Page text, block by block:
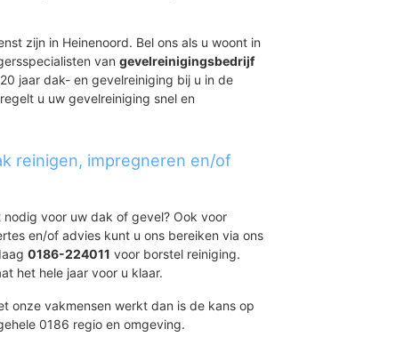
zijn in Heinenoord. Bel ons als u woont in
van gevelreinigingsbedrijf
jaar dak- en gevelreiniging bij u in de
u uw gevelreiniging snel en
reinigen, impregneren en/of
voor uw dak of gevel? Ook voor
en/of advies kunt u ons bereiken via ons
0186-224011 voor borstel reiniging.
het hele jaar voor u klaar.
onze vakmensen werkt dan is de kans op
0186 regio en omgeving.